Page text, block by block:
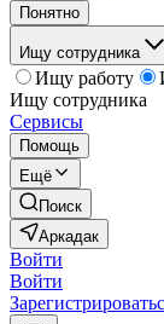
Понятно
Ищу сотрудника
Ищу работу
Ищу сотрудника
Сервисы
Помощь
Ещё
Поиск
Аркадак
Войти
Войти